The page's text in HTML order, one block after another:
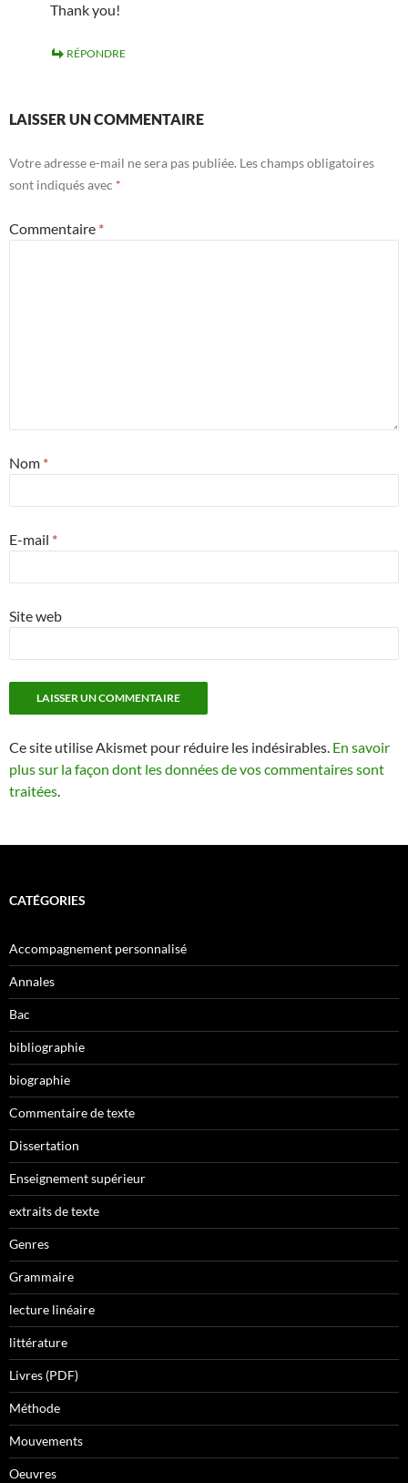
Thank you!
RÉPONDRE
LAISSER UN COMMENTAIRE
Votre adresse e-mail ne sera pas publiée. Les champs obligatoires
sont indiqués avec *
Commentaire *
Nom *
E-mail *
Site web
Ce site utilise Akismet pour réduire les indésirables. En savoir
plus sur la façon dont les données de vos commentaires sont
traitées.
CATÉGORIES
Accompagnement personnalisé
Annales
Bac
bibliographie
biographie
Commentaire de texte
Dissertation
Enseignement supérieur
extraits de texte
Genres
Grammaire
lecture linéaire
littérature
Livres (PDF)
Méthode
Mouvements
Oeuvres